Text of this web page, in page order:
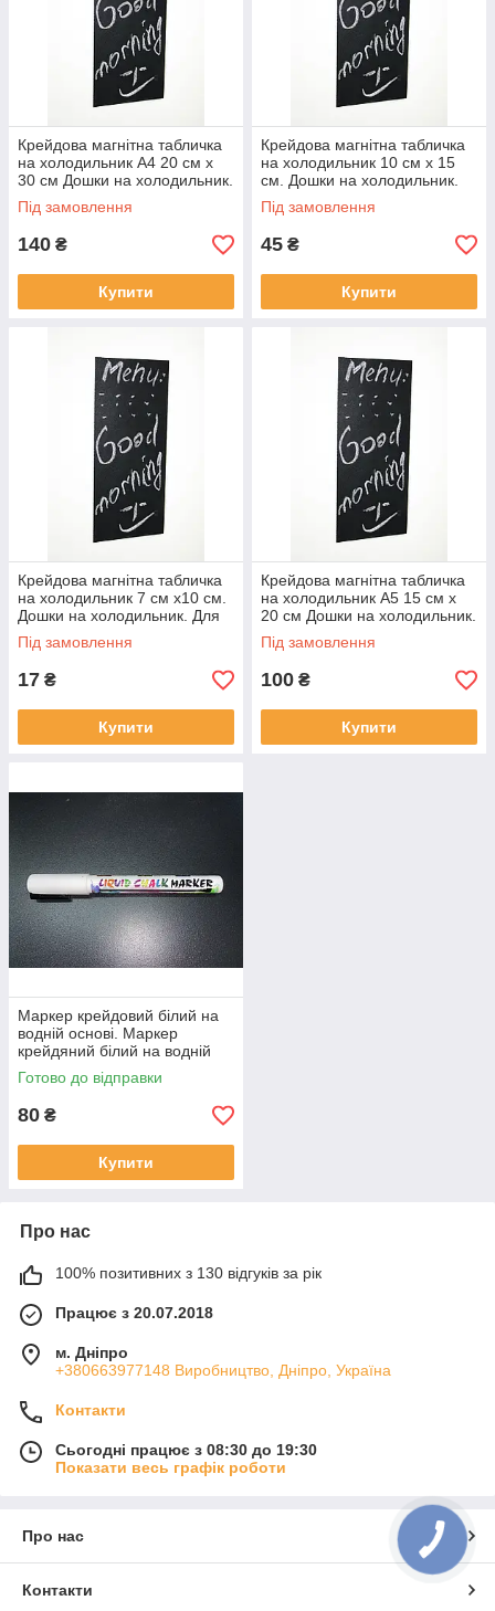
Крейдова магнітна табличка
на холодильник А4 20 см х
30 см Дошки на холодильник.
Грифельна чорна
Під замовлення
140 ₴
Купити
Крейдова магнітна табличка
на холодильник 10 см х 15
см. Дошки на холодильник.
Грифельна дошка чорна
Під замовлення
45 ₴
Купити
Крейдова магнітна табличка
на холодильник 7 см х10 см.
Дошки на холодильник. Для
крейди і маркера
Під замовлення
17 ₴
Купити
Крейдова магнітна табличка
на холодильник А5 15 см х
20 см Дошки на холодильник.
грифельна чорна
Під замовлення
100 ₴
Купити
Маркер крейдовий білий на
водній основі. Маркер
крейдяний білий на водній
основі.
Готово до відправки
80 ₴
Купити
Про нас
100% позитивних з 130 відгуків за рік
Працює з 20.07.2018
м. Дніпро
+380663977148 Виробництво, Дніпро, Україна
Контакти
Сьогодні працює з 08:30 до 19:30
Показати весь графік роботи
Про нас
Контакти